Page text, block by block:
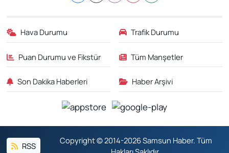
Hava Durumu Trafik Durumu
Puan Durumu ve Fikstür Tüm Manşetler
Son Dakika Haberleri Haber Arşivi
RSS
Copyright © 2014-2026 Samsun Haber. Tüm